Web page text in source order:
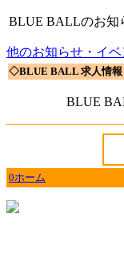
BLUE BALLのお知
他のお知らせ・イ
◇BLUE BALL 求人情報
BLUE
0ホーム